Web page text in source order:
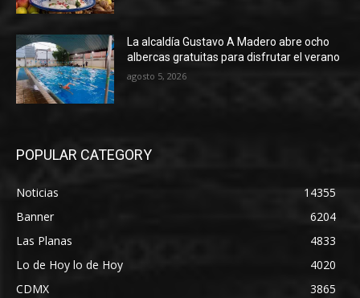
La alcaldía Gustavo A Madero abre ocho
albercas gratuitas para disfrutar el verano
agosto 5, 2026
POPULAR CATEGORY
Noticias
14355
Banner
6204
Las Planas
4833
Lo de Hoy lo de Hoy
4020
CDMX
3865